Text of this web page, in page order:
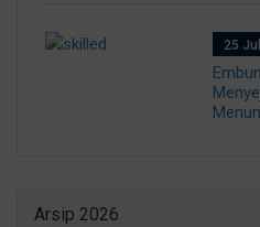
25
Arsip 2026